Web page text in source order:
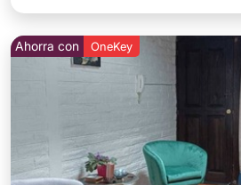
Ahorra con OneKey